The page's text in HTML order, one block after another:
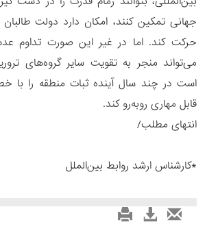
جهانی تمکین کنند، امکان دارد دولت
حرکت کند. اما در غیر این صورت تداوم
می‌تواند منجر به تقویت سایر گروه‌های
است در چند سال آینده ثبات منطقه را با
قابل مهاری روبه‌رو کند.
انتهای مطلب/
*کارشناس ارشد روابط بین‌الملل